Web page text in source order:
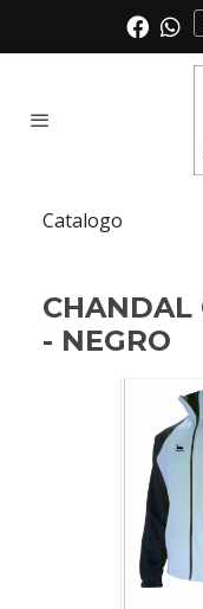
Catalogo
CHANDAL
- NEGRO